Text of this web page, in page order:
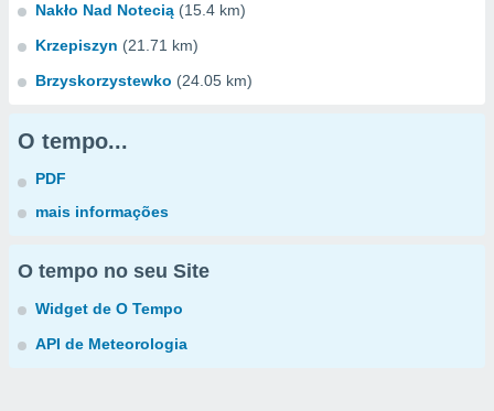
Nakło Nad Notecią (15.4 km)
Krzepiszyn (21.71 km)
Brzyskorzystewko (24.05 km)
O tempo...
PDF
mais informações
O tempo no seu Site
Widget de O Tempo
API de Meteorologia